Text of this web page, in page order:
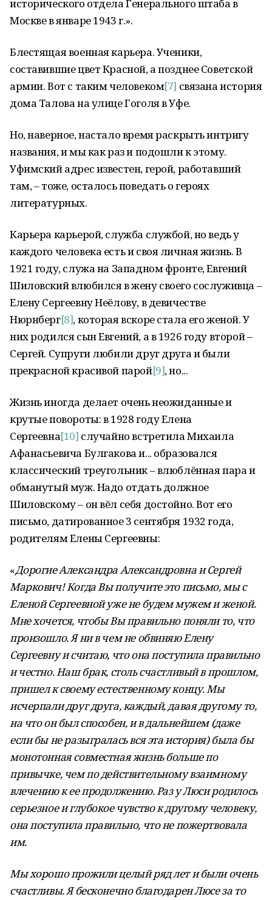
исторического отдела Генерального штаба в
Москве в январе 1943 г.».
Блестящая военная карьера. Ученики,
составившие цвет Красной, а позднее Советской
армии. Вот с таким человеком[7] связана история
дома Талова на улице Гоголя в Уфе.
Но, наверное, настало время раскрыть интригу
названия, и мы как раз и подошли к этому.
Уфимский адрес известен, герой, работавший
там, – тоже, осталось поведать о героях
литературных.
Карьера карьерой, служба службой, но ведь у
каждого человека есть и своя личная жизнь. В
1921 году, служа на Западном фронте, Евгений
Шиловский влюбился в жену своего сослуживца –
Елену Сергеевну Неёлову, в девичестве
Нюрнберг[8], которая вскоре стала его женой. У
них родился сын Евгений, а в 1926 году второй –
Сергей. Супруги любили друг друга и были
прекрасной красивой парой[9], но...
Жизнь иногда делает очень неожиданные и
крутые повороты: в 1928 году Елена
Сергеевна[10] случайно встретила Михаила
Афанасьевича Булгакова и... образовался
классический треугольник – влюблённая пара и
обманутый муж. Надо отдать должное
Шиловскому – он вёл себя достойно. Вот его
письмо, датированное 3 сентября 1932 года,
родителям Елены Сергеевны:
«Дорогие Александра Александровна и Сергей
Маркович! Когда Вы получите это письмо, мы с
Еленой Сергеевной уже не будем мужем и женой.
Мне хочется, чтобы Вы правильно поняли то, что
произошло. Я ни в чем не обвиняю Елену
Сергеевну и считаю, что она поступила правильно
и честно. Наш брак, столь счастливый в прошлом,
пришел к своему естественному концу. Мы
исчерпали друг друга, каждый, давая другому то,
на что он был способен, и в дальнейшем (даже
если бы не разыгралась вся эта история) была бы
монотонная совместная жизнь больше по
привычке, чем по действительному взаимному
влечению к ее продолжению. Раз у Люси родилось
серьезное и глубокое чувство к другому человеку,
она поступила правильно, что не пожертвовала
им.
Мы хорошо прожили целый ряд лет и были очень
счастливы. Я бесконечно благодарен Люсе за то